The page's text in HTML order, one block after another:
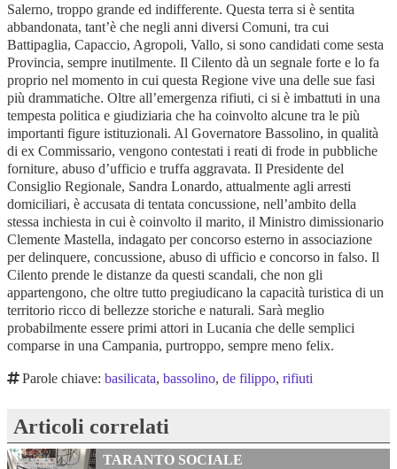
Salerno, troppo grande ed indifferente. Questa terra si è sentita
abbandonata, tant’è che negli anni diversi Comuni, tra cui
Battipaglia, Capaccio, Agropoli, Vallo, si sono candidati come sesta
Provincia, sempre inutilmente. Il Cilento dà un segnale forte e lo fa
proprio nel momento in cui questa Regione vive una delle sue fasi
più drammatiche. Oltre all’emergenza rifiuti, ci si è imbattuti in una
tempesta politica e giudiziaria che ha coinvolto alcune tra le più
importanti figure istituzionali. Al Governatore Bassolino, in qualità
di ex Commissario, vengono contestati i reati di frode in pubbliche
forniture, abuso d’ufficio e truffa aggravata. Il Presidente del
Consiglio Regionale, Sandra Lonardo, attualmente agli arresti
domiciliari, è accusata di tentata concussione, nell’ambito della
stessa inchiesta in cui è coinvolto il marito, il Ministro dimissionario
Clemente Mastella, indagato per concorso esterno in associazione
per delinquere, concussione, abuso di ufficio e concorso in falso. Il
Cilento prende le distanze da questi scandali, che non gli
appartengono, che oltre tutto pregiudicano la capacità turistica di un
territorio ricco di bellezze storiche e naturali. Sarà meglio
probabilmente essere primi attori in Lucania che delle semplici
comparse in una Campania, purtroppo, sempre meno felix.
Parole chiave:basilicata,bassolino,de filippo,rifiuti
Articoli correlati
TARANTO SOCIALE